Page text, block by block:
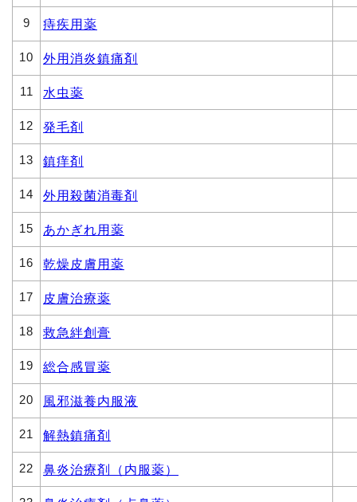
9 痔疾用薬
10 外用消炎鎮痛剤
11 水虫薬
12 発毛剤
13 鎮痒剤
14 外用殺菌消毒剤
15 あかぎれ用薬
16 乾燥皮膚用薬
17 皮膚治療薬
18 救急絆創膏
19 総合感冒薬
20 風邪滋養内服液
21 解熱鎮痛剤
22 鼻炎治療剤（内服薬）